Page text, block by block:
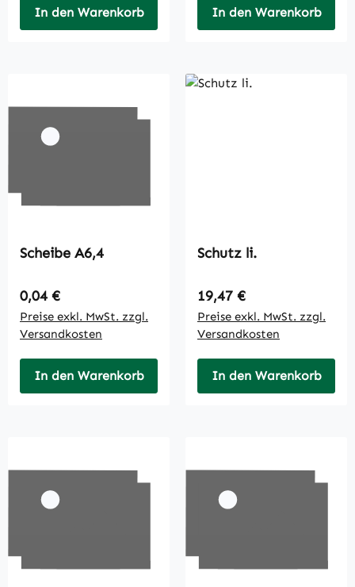
In den Warenkorb In den Warenkorb
Scheibe A6,4
Regulärer Preis:
0,04 €
Preise exkl. MwSt. zzgl.
Versandkosten
In den Warenkorb
Schutz li.
Regulärer Preis:
19,47 €
Preise exkl. MwSt. zzgl.
Versandkosten
In den Warenkorb